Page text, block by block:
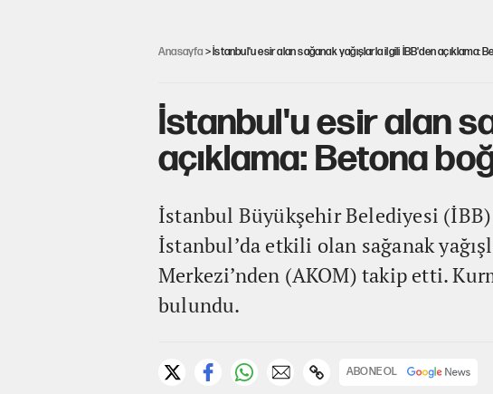
Anasayfa > İstanbul'u esir alan sağanak yağışlarla ilgili İBB'den açıklama:
İstanbul'u esir alan
açıklama: Betona
İstanbul Büyükşehir Belediyesi
İstanbul’da etkili olan sağanak
Merkezi’nden (AKOM) takip etti.
bulundu.
ABONE OL